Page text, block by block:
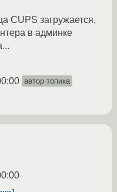
CUPS загружается,
в админке
автор топика